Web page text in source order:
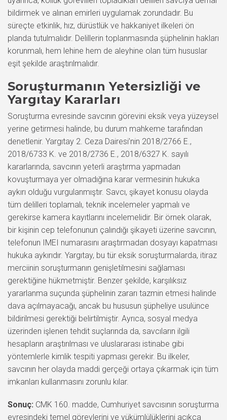
bildirmek ve alınan emirleri uygulamak zorundadır. Bu
süreçte etkinlik, hız, dürüstlük ve hakkaniyet ilkeleri ön
planda tutulmalıdır. Delillerin toplanmasında şüphelinin hakları
korunmalı, hem lehine hem de aleyhine olan tüm hususlar
eşit şekilde araştırılmalıdır.
Soruşturmanın Yetersizliği ve
Yargıtay Kararları
Soruşturma evresinde savcının görevini eksik veya yüzeysel
yerine getirmesi halinde, bu durum mahkeme tarafından
denetlenir. Yargıtay 2. Ceza Dairesi’nin 2018/2766 E.,
2018/6733 K. ve 2018/2736 E., 2018/6327 K. sayılı
kararlarında, savcının yeterli araştırma yapmadan
kovuşturmaya yer olmadığına karar vermesinin hukuka
aykırı olduğu vurgulanmıştır. Savcı, şikayet konusu olayda
tüm delilleri toplamalı, teknik incelemeler yapmalı ve
gerekirse kamera kayıtlarını incelemelidir. Bir örnek olarak,
bir kişinin cep telefonunun çalındığı şikayeti üzerine savcının,
telefonun IMEI numarasını araştırmadan dosyayı kapatması
hukuka aykırıdır. Yargıtay, bu tür eksik soruşturmalarda, itiraz
merciinin soruşturmanın genişletilmesini sağlaması
gerektiğine hükmetmiştir. Benzer şekilde, karşılıksız
yararlanma suçunda şüphelinin zararı tazmin etmesi halinde
dava açılmayacağı, ancak bu hususun şüpheliye usulünce
bildirilmesi gerektiği belirtilmiştir. Ayrıca, sosyal medya
üzerinden işlenen tehdit suçlarında da, savcıların ilgili
hesapların araştırılması ve uluslararası istinabe gibi
yöntemlerle kimlik tespiti yapması gerekir. Bu ilkeler,
savcının her olayda maddi gerçeği ortaya çıkarmak için tüm
imkanları kullanmasını zorunlu kılar.
Sonuç: CMK 160. madde, Cumhuriyet savcısının soruşturma
evresindeki temel görevlerini ve yükümlülüklerini açıkça